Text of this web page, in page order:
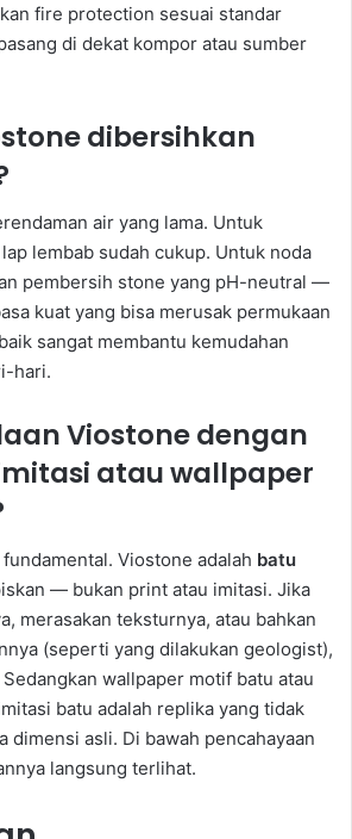
fire protection sesuai standar
di dekat kompor atau sumber
dibersihkan
air yang lama. Untuk
lembab sudah cukup. Untuk noda
pembersih stone yang pH-neutral —
kuat yang bisa merusak permukaan
sangat membantu kemudahan
hari.
Viostone dengan
atau wallpaper
Viostone adalah batu
— bukan print atau imitasi. Jika
merasakan teksturnya, atau bahkan
(seperti yang dilakukan geologist),
wallpaper motif batu atau
batu adalah replika yang tidak
dimensi asli. Di bawah pencahayaan
langsung terlihat.